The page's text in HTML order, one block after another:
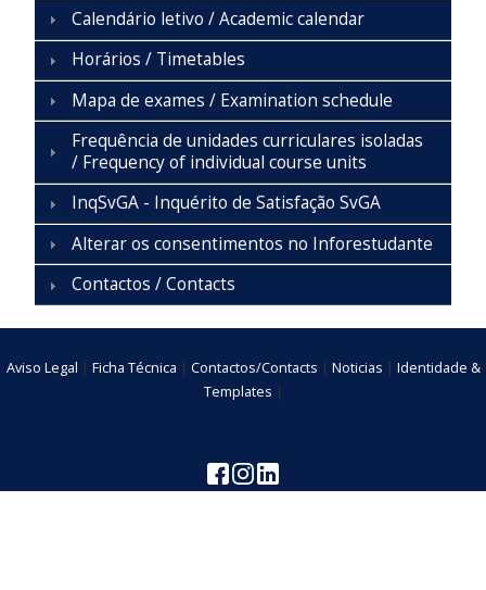
Calendário letivo / Academic calendar
Horários / Timetables
Mapa de exames / Examination schedule
Frequência de unidades curriculares isoladas
/ Frequency of individual course units
InqSvGA - Inquérito de Satisfação SvGA
Alterar os consentimentos no Inforestudante
Contactos / Contacts
Aviso Legal | Ficha Técnica | Contactos/Contacts | Noticias | Identidade &
Templates |